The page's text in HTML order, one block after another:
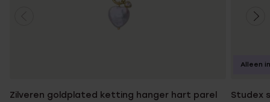
Zilveren goldplated ketting hanger hart parel
Studex
Alleen